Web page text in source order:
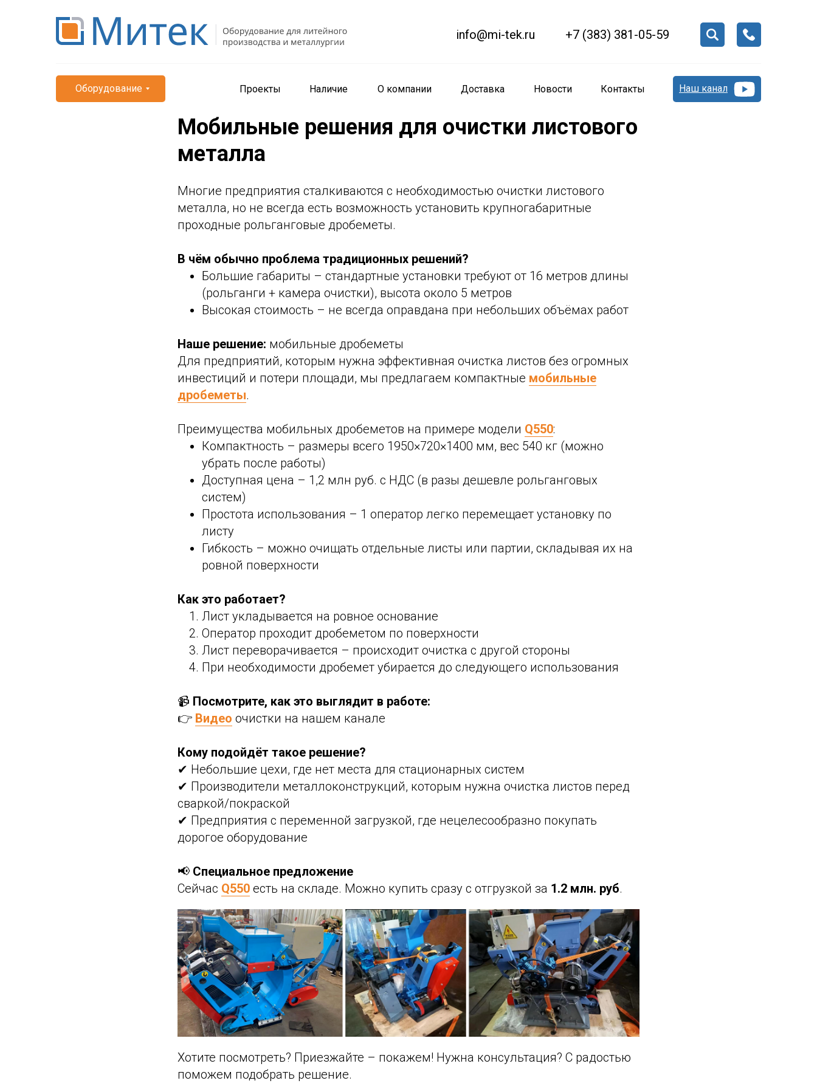
Оборудование
+7 (383) 381-05-59
Проекты Наличие О компании Доставка Новости Контакты
info@mi-tek.ru
Наш канал
Мобильные решения для очистки листового
металла
Многие предприятия сталкиваются с необходимостью очистки листового
металла, но не всегда есть возможность установить крупногабаритные
проходные рольганговые дробеметы.
В чём обычно проблема традиционных решений?
Большие габариты – стандартные установки требуют от 16 метров длины
(рольганги + камера очистки), высота около 5 метров
Высокая стоимость – не всегда оправдана при небольших объёмах работ
Наше решение: мобильные дробеметы
Для предприятий, которым нужна эффективная очистка листов без огромных
инвестиций и потери площади, мы предлагаем компактные мобильные
дробеметы.
Преимущества мобильных дробеметов на примере модели Q550:
Компактность – размеры всего 1950×720×1400 мм, вес 540 кг (можно
убрать после работы)
Доступная цена – 1,2 млн руб. с НДС (в разы дешевле рольганговых
систем)
Простота использования – 1 оператор легко перемещает установку по
листу
Гибкость – можно очищать отдельные листы или партии, складывая их на
ровной поверхности
Как это работает?
Лист укладывается на ровное основание
Оператор проходит дробеметом по поверхности
Лист переворачивается – происходит очистка с другой стороны
При необходимости дробемет убирается до следующего использования
📹 Посмотрите, как это выглядит в работе:
👉 Видео очистки на нашем канале
Кому подойдёт такое решение?
✔ Небольшие цехи, где нет места для стационарных систем
✔ Производители металлоконструкций, которым нужна очистка листов перед
сваркой/покраской
✔ Предприятия с переменной загрузкой, где нецелесообразно покупать
дорогое оборудование
📢 Специальное предложение
Сейчас Q550 есть на складе. Можно купить сразу с отгрузкой за 1.2 млн. руб.
Хотите посмотреть? Приезжайте – покажем! Нужна консультация? С радостью
поможем подобрать решение.